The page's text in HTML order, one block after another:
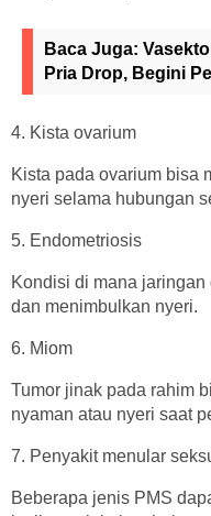
Baca Juga:
Pria Drop, Begini
4. Kista ovarium
Kista pada ovarium bisa
nyeri selama hubungan
5. Endometriosis
Kondisi di mana
dan menimbulkan nyeri.
6. Miom
Tumor jinak pada rahim
nyaman atau nyeri saat
7. Penyakit menular
Beberapa jenis PMS